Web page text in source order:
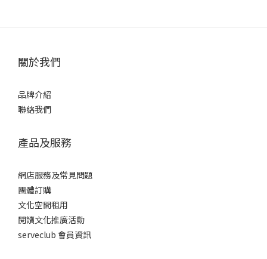
關於我們
品牌介紹
聯絡我們
產品及服務
網店服務及常見問題
團體訂購
文化空間租用
閱讀文化推廣活動
serveclub 會員資訊